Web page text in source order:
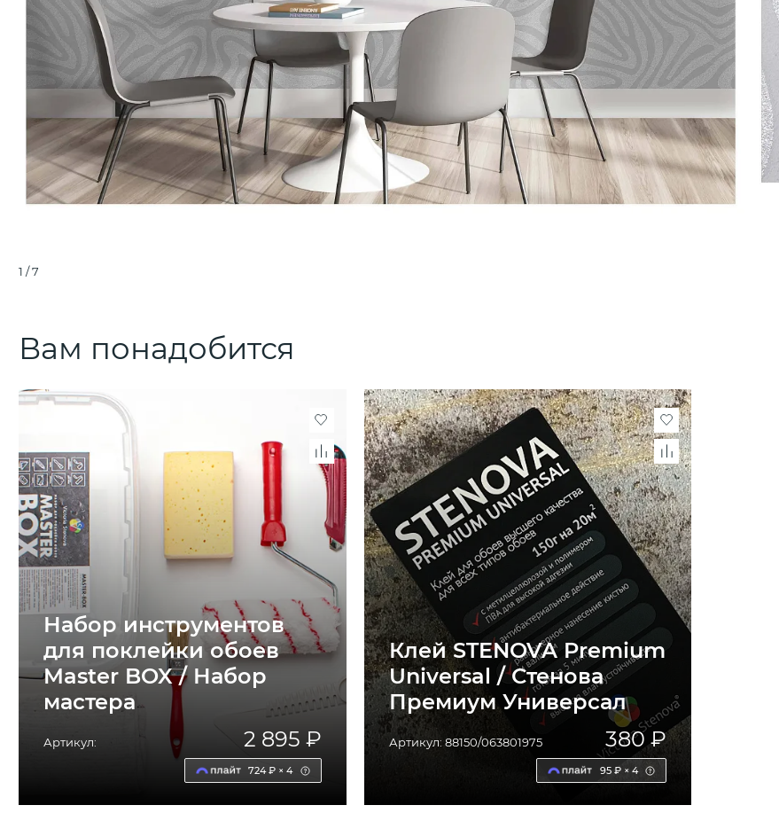
1 /7
Вам понадобится
Набор инструментов
для поклейки обоев
Master BOX / Набор
мастера
Артикул: 2 895 ₽
724 ₽ × 4
Клей STENOVA Premium
Universal / Стенова
Премиум Универсал
Артикул: 88150/063801975 380 ₽
95 ₽ × 4